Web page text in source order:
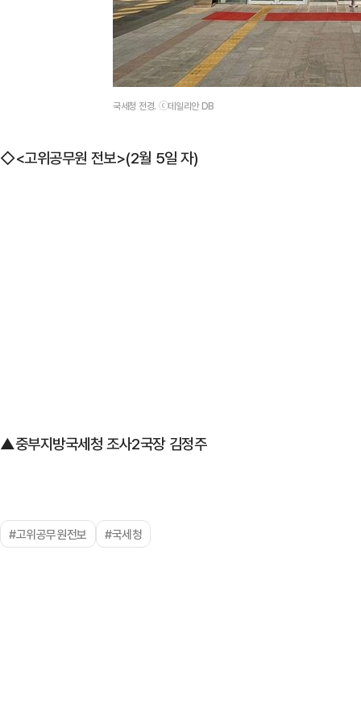
국세청 전경. ⓒ데일리안 DB
◇<고위공무원 전보>(2월 5일 자)
▲중부지방국세청 조사2국장 김정주
#고위공무원전보 #국세청